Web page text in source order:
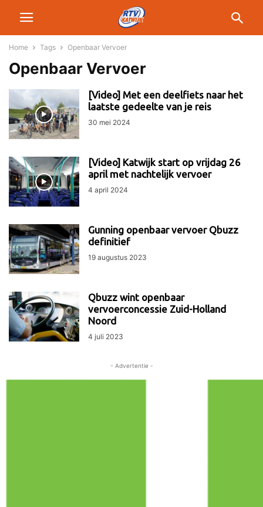
Home Tags Openbaar Vervoer
Openbaar Vervoer
[Video] Met een deelfiets naar het
laatste gedeelte van je reis
30 mei 2024
[Video] Katwijk start op vrijdag 26
april met nachtelijk vervoer
4 april 2024
Gunning openbaar vervoer Qbuzz
definitief
19 augustus 2023
Qbuzz wint openbaar
vervoerconcessie Zuid-Holland
Noord
4 juli 2023
- Advertentie -